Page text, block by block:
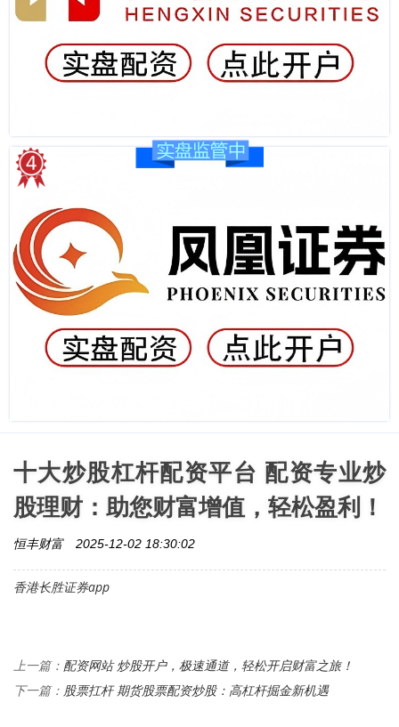
十大炒股杠杆配资平台 配资专业炒
股理财：助您财富增值，轻松盈利！
恒丰财富 2025-12-02 18:30:02
香港长胜证券app
上一篇： 配资网站 炒股开户，极速通道，轻松开启财富之旅！
下一篇： 股票扛杆 期货股票配资炒股：高杠杆掘金新机遇